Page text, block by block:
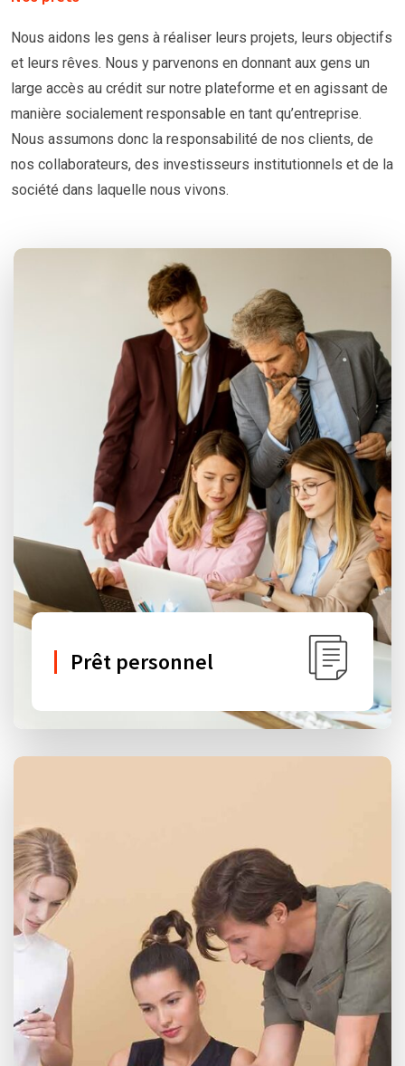
Nous aidons les gens à réaliser leurs projets, leurs objectifs
et leurs rêves. Nous y parvenons en donnant aux gens un
large accès au crédit sur notre plateforme et en agissant de
manière socialement responsable en tant qu’entreprise.
Nous assumons donc la responsabilité de nos clients, de
nos collaborateurs, des investisseurs institutionnels et de la
société dans laquelle nous vivons.
Prêt personnel